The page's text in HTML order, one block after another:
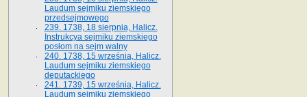
Laudum sejmiku ziemskiego
przedsejmowego
239. 1738, 18 sierpnia, Halicz.
Instrukcya sejmiku ziemskiego
posłom na sejm walny
240. 1738, 15 września, Halicz.
Laudum sejmiku ziemskiego
deputackiego
241. 1739, 15 września, Halicz.
Laudum sejmiku ziemskiego